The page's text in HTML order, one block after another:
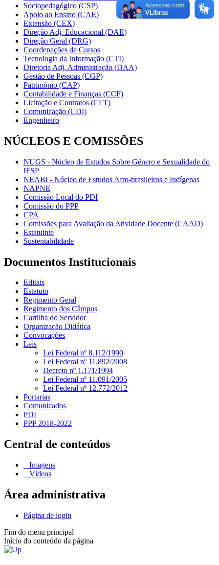
Sociopedagógico (CSP)
Apoio ao Ensino (CAE)
Extensão (CEX)
Direção Adj. Educacional (DAE)
Direção Geral (DRG)
Coordenações de Cursos
Tecnologia da Informação (CTI)
Diretoria Adj. Administração (DAA)
Gestão de Pessoas (CGP)
Patrimônio (CAP)
Contabilidade e Finanças (CCF)
Licitação e Contratos (CLT)
Comunicação (CDI)
Engenheiro
NÚCLEOS E COMISSÕES
NUGS - Núcleo de Estudos Sobre Gênero e Sexualidade do
IFSP
NEABI - Núcleo de Estudos Afro-brasileiros e Indígenas
NAPNE
Comissão Local do PDI
Comissão do PPP
CPA
Comissões para Avaliação da Atividade Docente (CAAD)
Estatuinte
Sustentabilidade
Documentos Institucionais
Editais
Estatuto
Regimento Geral
Regimento dos Câmpus
Cartilha do Servidor
Organização Didática
Convocações
Leis
Lei Federal nº 8.112/1990
Lei Federal nº 11.892/2008
Decreto nº 1.171/1994
Lei Federal nº 11.091/2005
Lei Federal nº 12.772/2012
Portarias
Comunicados
PDI
PPP 2018-2022
Central de conteúdos
Imagens
Vídeos
Área administrativa
Página de login
Fim do menu principal
Início do conteúdo da página